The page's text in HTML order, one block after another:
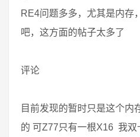
RE4问题多多，尤其是内存
吧，这方面的帖子太多了
评论
目前发现的暂时只是这个内
的 可Z77只有一根X16 我双